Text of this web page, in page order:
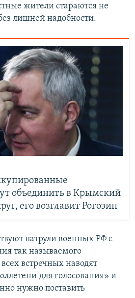
жители стараются не
лишней надобности.
объединить в Крымский
его возглавит Рогозин
патрули военных РФ с
так называемого
встречных наводят
для голосования» и
нужно поставить